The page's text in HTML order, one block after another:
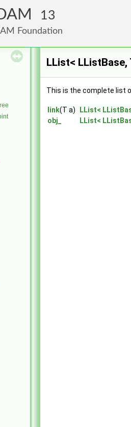
13
Foundation
LList<
This is the complete list
link(T a)
LList<
obj_
LList<